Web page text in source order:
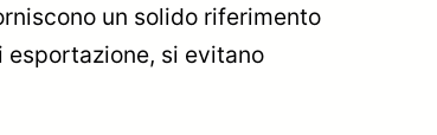
un solido riferimento
si evitano